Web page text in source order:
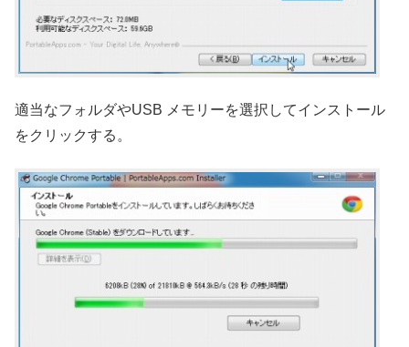
適当なフォルダやUSB メモリーを選択してインストール
をクリックする。